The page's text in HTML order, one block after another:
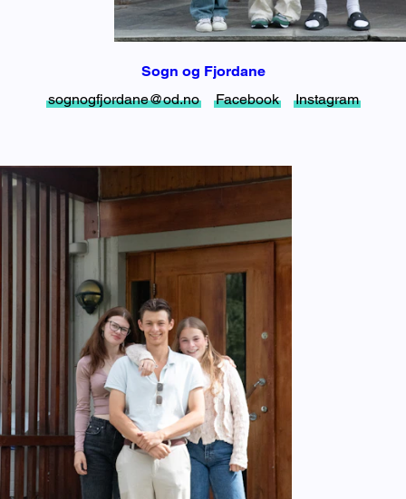
Sogn og Fjordane
sognogfjordane@od.no
Facebook Instagram